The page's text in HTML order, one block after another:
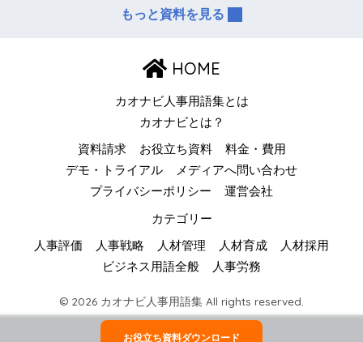
もっと資料を見る
HOME
カオナビ人事用語集とは
カオナビとは？
資料請求 お役立ち資料
料金・費用
デモ・トライアル
メディアへ問い合わせ
プライバシーポリシー
運営会社
カテゴリー
人事評価 人事戦略 人材管理 人材育成
人材採用
ビジネス用語全般
人事労務
© 2026 カオナビ人事用語集 All rights reserved.
お役立ち資料ダウンロード